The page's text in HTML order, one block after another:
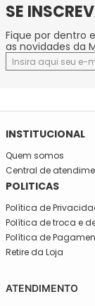
SE
Fique por dentro
as novidades da
INSTITUCIONAL
Quem somos
Central de
POLITICAS
Política de
Política de troca e
Política de
Retire da Loja
ATENDIMENTO